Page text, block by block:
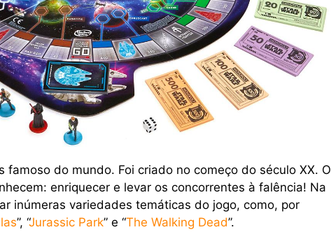
famoso do mundo. Foi criado no começo do século XX. O
enriquecer e levar os concorrentes à falência! Na
inúmeras variedades temáticas do jogo, como, por
”, “Jurassic Park” e “The Walking Dead”.